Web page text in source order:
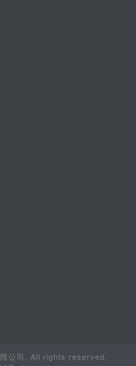
公司. All rights reserved.